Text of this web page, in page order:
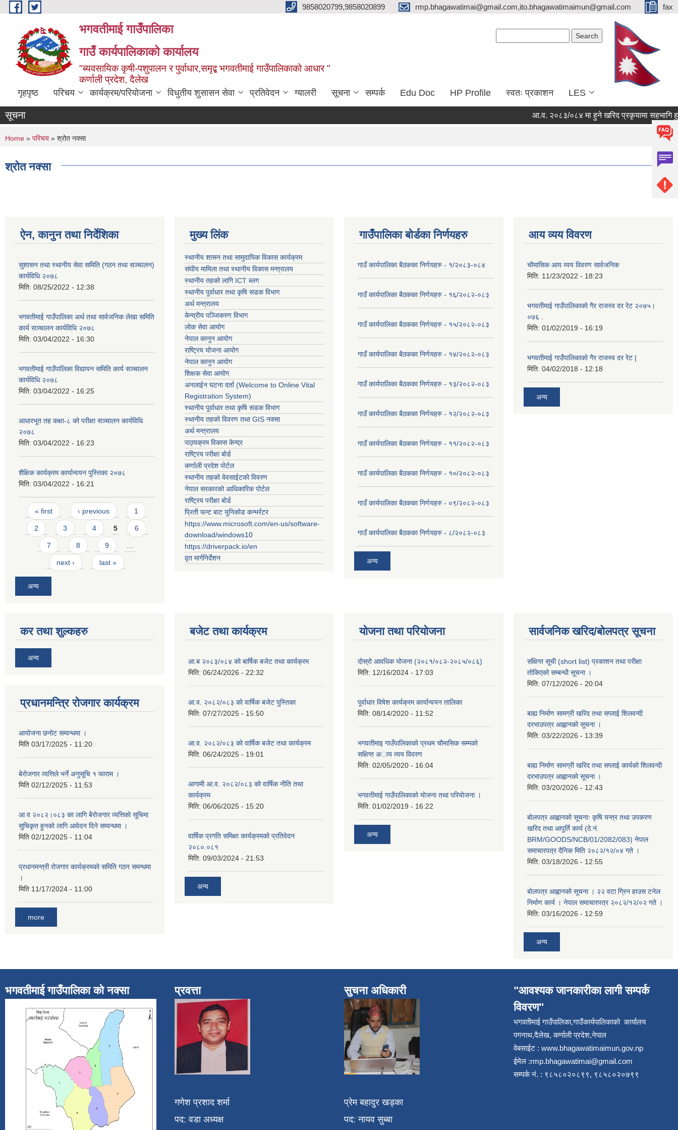
Skip to main content 9858020799,9858020899 rmp.bhagawatimai@gmail.com,ito.bhagawatimaimun@gmail.com fax
भगवतीमाई गाउँपालिका
गाउँ कार्यपालिकाको कार्यालय
"ब्यवसायिक कृषी-पशुपालन र पुर्वाधार,समृद्ब भगवतीमाई गाउँपालिकाको आधार "
कर्णाली प्रदेश, दैलेख
गृहपृष्ठ परिचय कार्यक्रम/परियोजना विधुतीय शुसासन सेवा प्रतिवेदन ग्यालरी सूचना सम्पर्क Edu Doc HP Profile स्वतः प्रकाशन LES
सूचना आ.व. २०८३/०८४ मा हुने खरिद प्रकृयामा सहभागि
You are here
Home » परिचय » श्रोत नक्सा
श्रोत नक्सा
ऐन, कानुन तथा निर्देशिका
सुशासन तथा स्थानीय सेवा समिति (गठन तथा सञ्चालन)
कार्यविधि २०७८
मिति: 08/25/2022 - 12:38
भगवतीमाई गाउँपालिका अर्थ तथा सार्वजनिक लेखा समिति
कार्य सञ्चालन कार्यविधि २०७८
मिति: 03/04/2022 - 16:30
भगवतीमाई गाउँपालिका विद्यायन समिति कार्य सञ्चालन
कार्यविधि २०७८
मिति: 03/04/2022 - 16:25
आधारभूत तह कक्षा-८ को परीक्षा सञ्चालन कार्यविधि
२०७८
मिति: 03/04/2022 - 16:23
शैक्षिक कार्यक्रम कार्यान्वयन पुस्तिका २०७८
मिति: 03/04/2022 - 16:21
Pages
« first ‹ previous 1
2 3 4 5 6
7 8 9 …
next › last »
अन्य
मुख्य लिंक
स्थानीय शासन तथा सामुदायिक विकास कार्यक्रम
संघीय मामिला तथा स्थानीय विकास मन्त्रालय
स्थानीय तहको लागि ICT ब्लग
स्थानीय पूर्वाधार तथा कृषि सडक विभाग
अर्थ मन्त्रालय
केन्द्रीय पञ्जिकरण विभाग
लोक सेवा आयोग
नेपाल कानुन आयोग
राष्ट्रिय योजना आयोग
नेपाल कानुन आयोग
शिक्षक सेवा आयोग
अनलाईन घटना दर्ता (Welcome to Online Vital
Registration System)
स्थानीय पूर्वाधार तथा कृषि सडक विभाग
स्थानीय तहको विवरण तथा GIS नक्सा
अर्थ मन्त्रालय
पाठ्यक्रम विकास केन्द्र
राष्ट्रिय परीक्षा बोर्ड
कर्णाली प्रदेश पोर्टल
स्थानीय तहको वेवसाईटको विवरण
नेपाल सरकारको आधिकारिक पोर्टल
राष्ट्रिय परीक्षा बोर्ड
प्रिती फन्ट बाट युनिकोड कन्भर्रटर
https://www.microsoft.com/en-us/software-
download/windows10
https://driverpack.io/en
वृत मार्गनिर्देशन
गाउँपालिका बोर्डका निर्णयहरु
गाउँ कार्यपालिका बैठकका निर्णयहरु - १/२०८३-०८४
गाउँ कार्यपालिका बैठकका निर्णयहरु - १६/२०८२-०८३
गाउँ कार्यपालिका बैठकका निर्णयहरु - १५/२०८२-०८३
गाउँ कार्यपालिका बैठकका निर्णयहरु - १४/२०८२-०८३
गाउँ कार्यपालिका बैठकका निर्णयहरु - १३/२०८२-०८३
गाउँ कार्यपालिका बैठकका निर्णयहरु - १२/२०८२-०८३
गाउँ कार्यपालिका बैठकका निर्णयहरु - ११/२०८२-०८३
गाउँ कार्यपालिका बैठकका निर्णयहरु - १०/२०८२-०८३
गाउँ कार्यपालिका बैठकका निर्णयहरु - ०९/२०८२-०८३
गाउँ कार्यपालिका बैठकका निर्णयहरु - ८/२०८२-०८३
अन्य
आय व्यय विवरण
चाैमासिक आय व्यय विवरण सार्वजनिक
मिति: 11/23/2022 - 18:23
भगवतीमाई गाउँपालिकाको गैर राजस्व दर रेट २०७५।
०७६ .
मिति: 01/02/2019 - 16:19
भगवतीमाई गाउँपालिकाको गैर राजस्व दर रेट |
मिति: 04/02/2018 - 12:18
अन्य
कर तथा शुल्कहरु
अन्य
प्रधानमन्त्रि रोजगार कार्यक्रम
आयोजना छनोट सम्वन्धमा ।
मिति 03/17/2025 - 11:20
बेरोजगार व्यत्तिले भर्ने अनुसूचि १ फाराम ।
मिति 02/12/2025 - 11:53
आ व २०८२।०८३ का लागि बेेरोजगार व्यत्तिको सूचिमा
सुचिकृत हुनको लागि आवेदन दिने सम्वन्धमा ।
मिति 02/12/2025 - 11:04
प्रधानमन्त्री रोजगार कार्यक्रमको समिति गठन समन्धमा
।
मिति 11/17/2024 - 11:00
more
बजेट तथा कार्यक्रम
आ.ब २०८३/०८४ को बार्षिक बजेट तथा कार्यक्रम
मिति: 06/24/2026 - 22:32
आ.व. २०८२/०८३ को वार्षिक बजेट पुस्तिका
मिति: 07/27/2025 - 15:50
आ.व. २०८२/०८३ को वार्षिक बजेट तथा कार्यक्रम
मिति: 06/24/2025 - 19:01
आगामी आ.व. २०८२/०८३ को वार्षिक नीति तथा
कार्यक्रम
मिति: 06/06/2025 - 15:20
वार्षिक प्रगति समिक्षा कार्यक्रमको प्रतिवेदन
२०८०.०८१
मिति: 09/03/2024 - 21:53
अन्य
योजना तथा परियोजना
दोस्रो आवधिक योजना (२०८१/०८२-२०८५/०८६)
मिति: 12/16/2024 - 17:03
पूर्वाधार विषेश कार्यक्रम कार्यान्वयन तालिका
मिति: 08/14/2020 - 11:52
भगवतीमाइ गाउँपालिकाकाे प्रथम चाैमासिक सम्मकाे
सक्षिप्त अाय व्यय विवरण
मिति: 02/05/2020 - 16:04
भगवतीमाई गाउँपालिकाको याेजना तथा परियाेजना ।
मिति: 01/02/2019 - 16:22
अन्य
सार्वजनिक खरिद/बोलपत्र सूचना
संक्षिप्त सूची (short list) प्रकाशन तथा परीक्षा
तोकिएको सम्बन्धी सूचना ।
मिति: 07/12/2026 - 20:04
बाह्य निर्माण सामग्री खरिद तथा सप्लाई शिलवन्दी
दरभाउपत्र आह्वानको सूचना ।
मिति: 03/22/2026 - 13:39
बाह्य निर्माण सामग्री खरिद तथा सप्लाई कार्यको शिलवन्दी
दरभाउपत्र आह्वानको सूचना ।
मिति: 03/20/2026 - 12:43
बोलपत्र आह्वानको सूचनाः कृषि यन्त्र तथा उपकरण
खरिद तथा आपूर्ति कार्य (ठे.नं.
BRM/GOODS/NCB/01/2082/083) नेपाल
समाचारपत्र दैनिक मिति २०८२/१२/०४ गते ।
मिति: 03/18/2026 - 12:55
बोलपत्र आह्वानको सूचना । २२ वटा ग्रिन हाउस टनेल
निर्माण कार्य । नेपाल समाचारपत्र २०८२/१२/०२ गते ।
मिति: 03/16/2026 - 12:59
अन्य
भगवतीमाई गाउँपालिका को नक्सा प्रवत्ता
गणेश प्रशाद शर्मा
पद: वडा अध्यक्ष
सुचना अधिकारी
प्रेम बहादुर खड्का
पद: नायव सुब्बा
"आवश्यक जानकारीका लागी सम्पर्क
विवरण"
भगवतीमाई गाउँपालिका,गाउँकार्यपालिकाको कार्यालय
पगनाथ,दैलेख, कर्णाली प्रदेश,नेपाल
वेबसाईट : www.bhagawatimaimun.gov.np
ईमेल :rmp.bhagawatimai@gmail.com
सम्पर्क नं. : ९८५८०२०८९९, ९८५८०२०७९९